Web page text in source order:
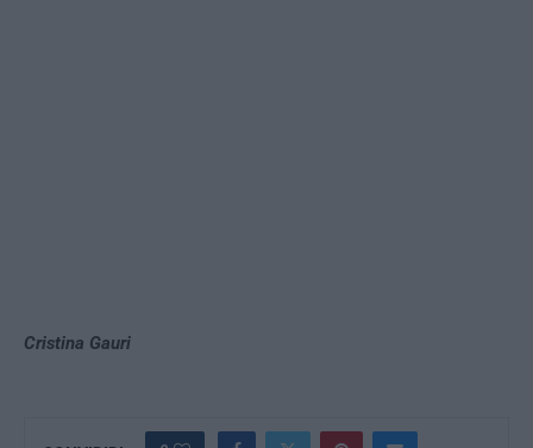
Cristina Gauri